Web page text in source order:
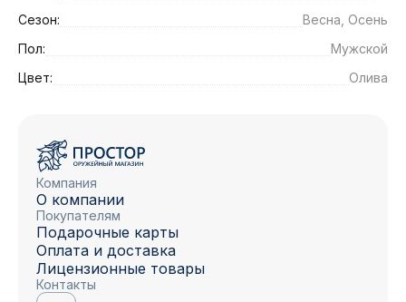
Сезон:
Весна, Осень
Пол:
Мужской
Цвет:
Олива
Компания
О компании
Покупателям
Подарочные карты
Оплата и доставка
Лицензионные товары
Контакты